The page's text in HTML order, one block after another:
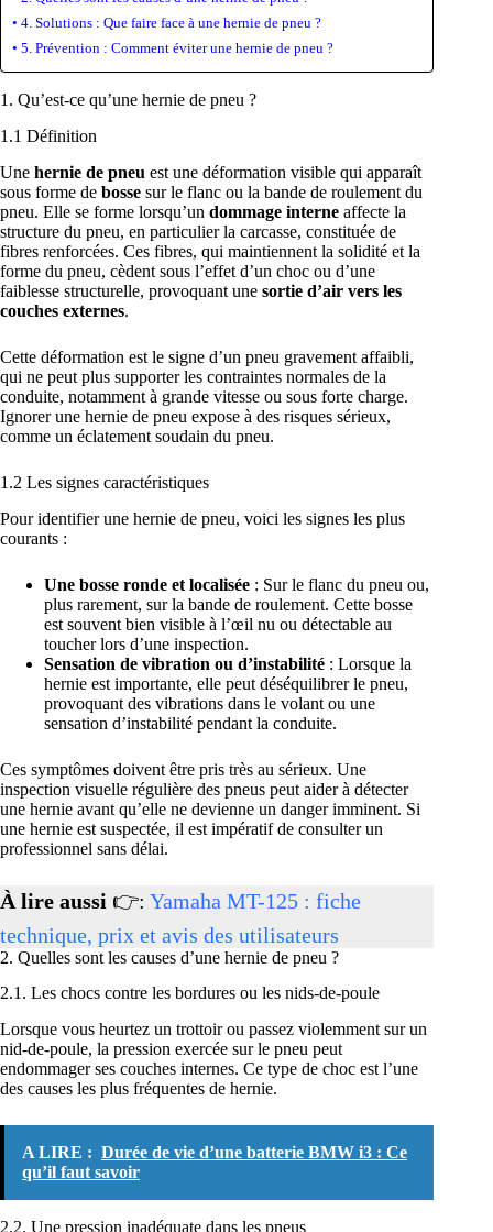
4. Solutions : Que faire face à une hernie de pneu ?
5. Prévention : Comment éviter une hernie de pneu ?
1. Qu’est-ce qu’une hernie de pneu ?
1.1 Définition
Une hernie de pneu est une déformation visible qui apparaît
sous forme de bosse sur le flanc ou la bande de roulement du
pneu. Elle se forme lorsqu’un dommage interne affecte la
structure du pneu, en particulier la carcasse, constituée de
fibres renforcées. Ces fibres, qui maintiennent la solidité et la
forme du pneu, cèdent sous l’effet d’un choc ou d’une
faiblesse structurelle, provoquant une sortie d’air vers les
couches externes.
Cette déformation est le signe d’un pneu gravement affaibli,
qui ne peut plus supporter les contraintes normales de la
conduite, notamment à grande vitesse ou sous forte charge.
Ignorer une hernie de pneu expose à des risques sérieux,
comme un éclatement soudain du pneu.
1.2 Les signes caractéristiques
Pour identifier une hernie de pneu, voici les signes les plus
courants :
Une bosse ronde et localisée : Sur le flanc du pneu ou,
plus rarement, sur la bande de roulement. Cette bosse
est souvent bien visible à l’œil nu ou détectable au
toucher lors d’une inspection.
Sensation de vibration ou d’instabilité : Lorsque la
hernie est importante, elle peut déséquilibrer le pneu,
provoquant des vibrations dans le volant ou une
sensation d’instabilité pendant la conduite.
Ces symptômes doivent être pris très au sérieux. Une
inspection visuelle régulière des pneus peut aider à détecter
une hernie avant qu’elle ne devienne un danger imminent. Si
une hernie est suspectée, il est impératif de consulter un
professionnel sans délai.
À lire aussi 👉: Yamaha MT-125 : fiche
technique, prix et avis des utilisateurs
2. Quelles sont les causes d’une hernie de pneu ?
2.1. Les chocs contre les bordures ou les nids-de-poule
Lorsque vous heurtez un trottoir ou passez violemment sur un
nid-de-poule, la pression exercée sur le pneu peut
endommager ses couches internes. Ce type de choc est l’une
des causes les plus fréquentes de hernie.
A LIRE : Durée de vie d’une batterie BMW i3 : Ce
qu’il faut savoir
2.2. Une pression inadéquate dans les pneus